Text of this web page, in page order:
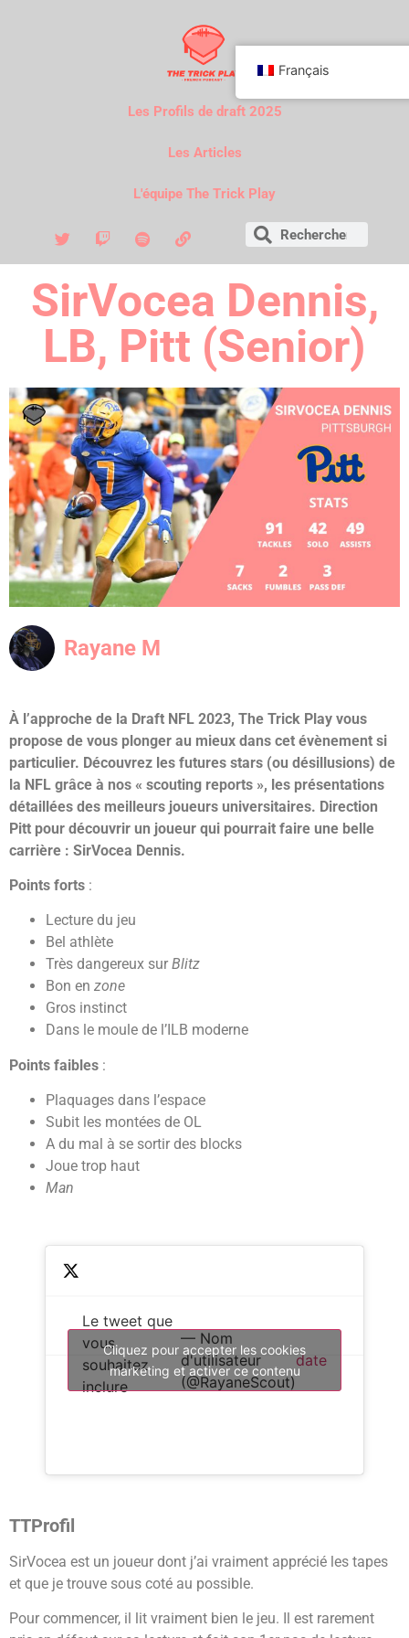
Les Profils de draft 2025
Les Articles
L'équipe The Trick Play
SirVocea Dennis,
LB, Pitt (Senior)
Rayane M
À l’approche de la Draft NFL 2023, The Trick Play vous
propose de vous plonger au mieux dans cet évènement si
particulier. Découvrez les futures stars (ou désillusions) de
la NFL grâce à nos « scouting reports », les présentations
détaillées des meilleurs joueurs universitaires. Direction
Pitt pour découvrir un joueur qui pourrait faire une belle
carrière : SirVocea Dennis.
Points forts :
Lecture du jeu
Bel athlète
Très dangereux sur Blitz
Bon en zone
Gros instinct
Dans le moule de l’ILB moderne
Points faibles :
Plaquages dans l’espace
Subit les montées de OL
A du mal à se sortir des blocks
Joue trop haut
Man
Le tweet que
vous
souhaitez
inclure
— Nom
d'utilisateur
(@RayaneScout)
date
Cliquez pour accepter les cookies
marketing et activer ce contenu
TTProfil
SirVocea est un joueur dont j’ai vraiment apprécié les tapes
et que je trouve sous coté au possible.
Pour commencer, il lit vraiment bien le jeu. Il est rarement
Français